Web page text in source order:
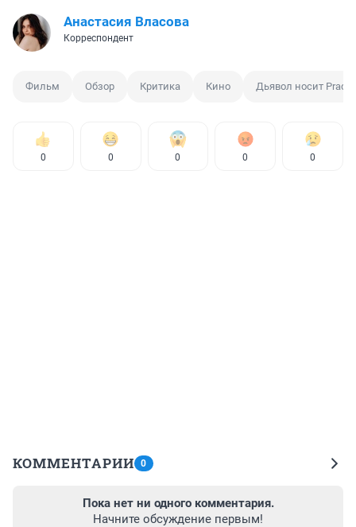
Анастасия Власова
Корреспондент
Фильм Обзор Критика Кино Дьявол носит Prada
0 0 0 0 0
КОММЕНТАРИИ 0
Пока нет ни одного комментария.
Начните обсуждение первым!